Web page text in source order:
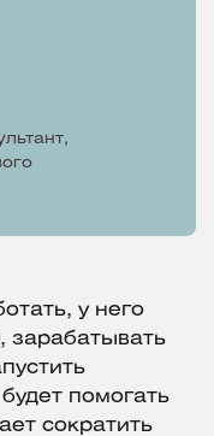
у него
зарабатывать
помогать
сократить